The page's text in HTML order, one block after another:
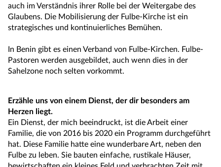
auch im Verständnis ihrer Rolle bei der Weitergabe des
Glaubens. Die Mobilisierung der Fulbe-Kirche ist ein
strategisches und kontinuierliches Bemühen.
In Benin gibt es einen Verband von Fulbe-Kirchen. Fulbe-
Pastoren werden ausgebildet, auch wenn dies in der
Sahelzone noch selten vorkommt.
Erzähle uns von einem Dienst, der dir besonders am
Herzen liegt.
Ein Dienst, der mich beeindruckt, ist die Arbeit einer
Familie, die von 2016 bis 2020 ein Programm durchgeführt
hat. Diese Familie hatte eine wunderbare Art, neben den
Fulbe zu leben. Sie bauten einfache, rustikale Häuser,